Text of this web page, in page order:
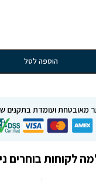
הוספה לסל
מאובטחת ועומדת בתקנים
לקוחות בוחרים